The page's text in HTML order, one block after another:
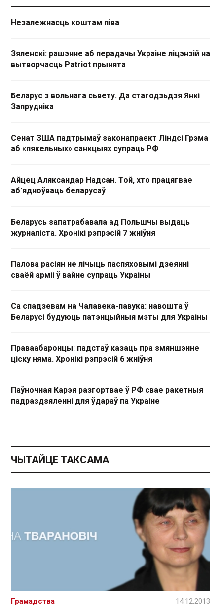
Незалежнасць коштам піва
Зяленскі: рашэнне аб перадачы Украіне ліцэнзій на
вытворчасць Patriot прынята
Беларус з вольнага сьвету. Да стагодзьдзя Янкі
Запрудніка
Сенат ЗША падтрымаў законапраект Ліндсі Грэма
аб «пякельных» санкцыях супраць РФ
Айцец Аляксандар Надсан. Той, хто працягвае
аб'ядноўваць беларусаў
Беларусь запатрабавала ад Польшчы выдаць
журналіста. Хронікі рэпрэсій 7 жніўня
Палова расіян не лічыць паспяховымі дзеянні
сваёй арміі ў вайне супраць Украіны
Са спадзевам на Чалавека-павука: навошта ў
Беларусі будуюць патэнцыйныя мэты для Украіны
Праваабаронцы: падстаў казаць пра змяншэнне
ціску няма. Хронікі рэпрэсій 6 жніўня
Паўночная Карэя разгортвае ў РФ свае ракетныя
падраздзяленні для ўдараў па Украіне
ЧЫТАЙЦЕ ТАКСАМА
Грамадства 14.12.2013